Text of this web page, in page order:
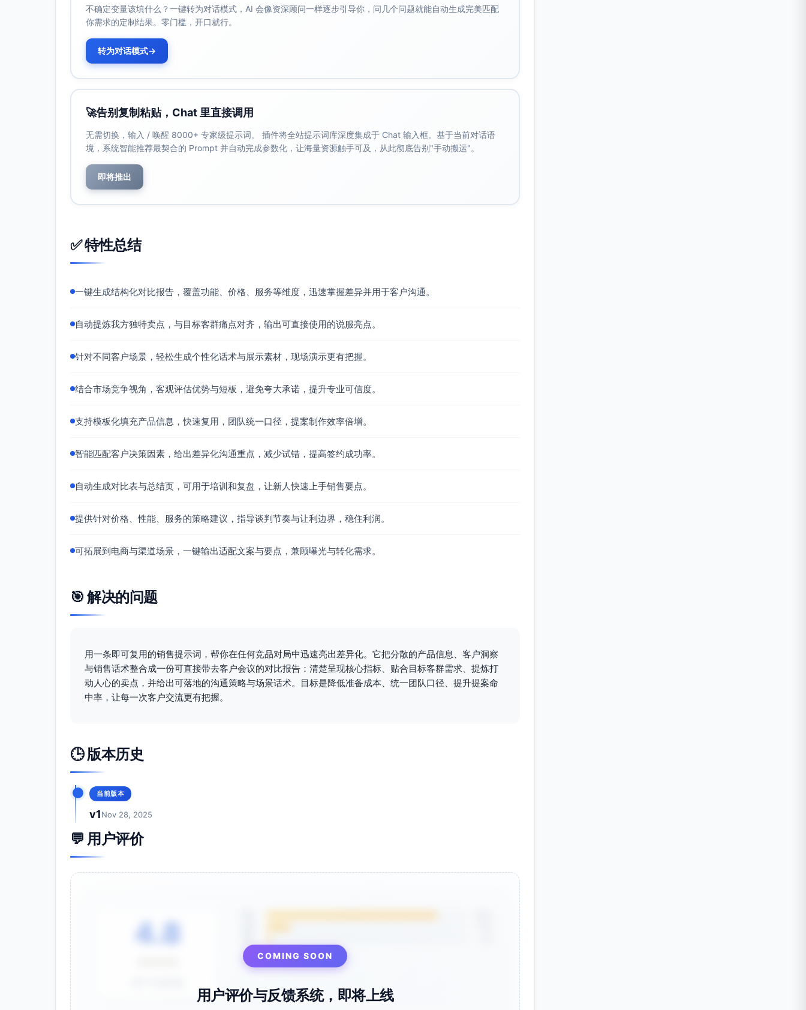
报表与
分析
漏斗分析、仪表板、绩效报表、渠道贡献分析；可自
定义报表
需确认报表自定义与渠道分析能
集成生
态
与主流协同平台（如钉钉/企业微信/飞书）、邮件、
呼叫中心、ERP的集成能力需确认
套餐
实施与
交付
标准化实施方法论，支持快速上线；培训与变更管理 需确认实施周期与服务团队配置
售后与
成功
目标客户匹配分析
核心诉求：提升赢单率与预测准确性、标准化销售流程、可视化管控漏斗。
管理闭环。
核心诉求：伙伴管理规范化、线索分发与防撞单、返利政策与协同跟进。
化。
核心诉求：移动端便捷、拜访计划与签到、快速录入与拍照/语音记录、减少重复劳动。
销售运营/IT
匹配点：可视化工作流与报表、字段级权限、审计与主数据规则，有利于在不依赖重开发的条件下快
围绕成长型B2B企业的“统一数据—自动化流程—提升赢单率”目标，凌云CRM 2.0的差异化优势可定位为：
线索/商机/合同/回款/渠道/外勤从线索到回款的闭环覆盖，减少多系统割裂导致的数据丢失与流程断
点。
长。
渠道协作深度
针对伙伴管理与线索分发、防撞单的机制设计，帮助渠道团队降低冲突、提升渠道贡献与伙伴粘性。
数据治理与洞察
配。
以上为优势定位，具体功能深度与交付能力以产品资料和现场演示为准。
销售策略建议
当前线索来源与分配方式？是否存在重复线索与延迟分配问题
合同审批环节与回款提醒是否系统化？与财务是否对接
渠道伙伴管理是否规范？是否存在撞单与线索滞留
需替换或集成的既有系统（协同、邮件、呼叫中心、ERP）
安全与权限合规要求（字段级、审计、数据隔离）
不确定变量该填什么？一键转为对话模式，AI 会像资深顾问一样逐步引导你，问几个问题就能自动生成完美匹配
你需求的定制结果。零门槛，开口就行。
转为对话模式→
🚀告别复制粘贴，Chat 里直接调用
无需切换，输入 / 唤醒 8000+ 专家级提示词。 插件将全站提示词库深度集成于 Chat 输入框。基于当前对话语
境，系统智能推荐最契合的 Prompt 并自动完成参数化，让海量资源触手可及，从此彻底告别"手动搬运"。
即将推出
✅ 特性总结
一键生成结构化对比报告，覆盖功能、价格、服务等维度，迅速掌握差异并用于客户沟通。
自动提炼我方独特卖点，与目标客群痛点对齐，输出可直接使用的说服亮点。
针对不同客户场景，轻松生成个性化话术与展示素材，现场演示更有把握。
结合市场竞争视角，客观评估优势与短板，避免夸大承诺，提升专业可信度。
支持模板化填充产品信息，快速复用，团队统一口径，提案制作效率倍增。
智能匹配客户决策因素，给出差异化沟通重点，减少试错，提高签约成功率。
自动生成对比表与总结页，可用于培训和复盘，让新人快速上手销售要点。
提供针对价格、性能、服务的策略建议，指导谈判节奏与让利边界，稳住利润。
可拓展到电商与渠道场景，一键输出适配文案与要点，兼顾曝光与转化需求。
🎯 解决的问题
用一条即可复用的销售提示词，帮你在任何竞品对局中迅速亮出差异化。它把分散的产品信息、客户洞察
与销售话术整合成一份可直接带去客户会议的对比报告：清楚呈现核心指标、贴合目标客群需求、提炼打
动人心的卖点，并给出可落地的沟通策略与场景话术。目标是降低准备成本、统一团队口径、提升提案命
中率，让每一次客户交流更有把握。
🕒 版本历史
当前版本
v1Nov 28, 2025
💬 用户评价
4.8
COMING SOON
用户评价与反馈系统，即将上线